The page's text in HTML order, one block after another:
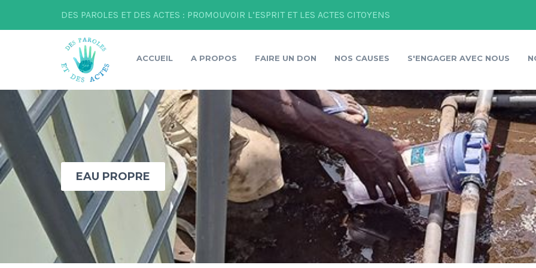
DES PAROLES ET DES ACTES : PROMOUVOIR L’ESPRIT ET LES ACTES CITOYENS
ACCUEIL A PROPOS FAIRE UN DON NOS CAUSES S'ENGAGER AVEC NOUS
EAU PROPRE